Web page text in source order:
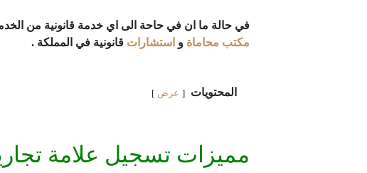
في حالة ما ان في حاحة الى اي خدمة قانونية من
مكتب محاماة و استشارات قانونية في المملكة .
المحتويات عرض
مميزات تسجيل علامة